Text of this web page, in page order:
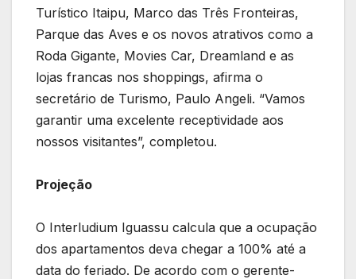
Turístico Itaipu, Marco das Três Fronteiras,
Parque das Aves e os novos atrativos como a
Roda Gigante, Movies Car, Dreamland e as
lojas francas nos shoppings, afirma o
secretário de Turismo, Paulo Angeli. “Vamos
garantir uma excelente receptividade aos
nossos visitantes”, completou.
Projeção
O Interludium Iguassu calcula que a ocupação
dos apartamentos deva chegar a 100% até a
data do feriado. De acordo com o gerente-